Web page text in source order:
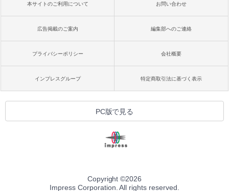
本サイトのご利用について お問い合わせ
広告掲載のご案内 編集部へのご連絡
プライバシーポリシー 会社概要
インプレスグループ 特定商取引法に基づく表示
PC版で見る
Copyright ©2026
Impress Corporation. All rights reserved.